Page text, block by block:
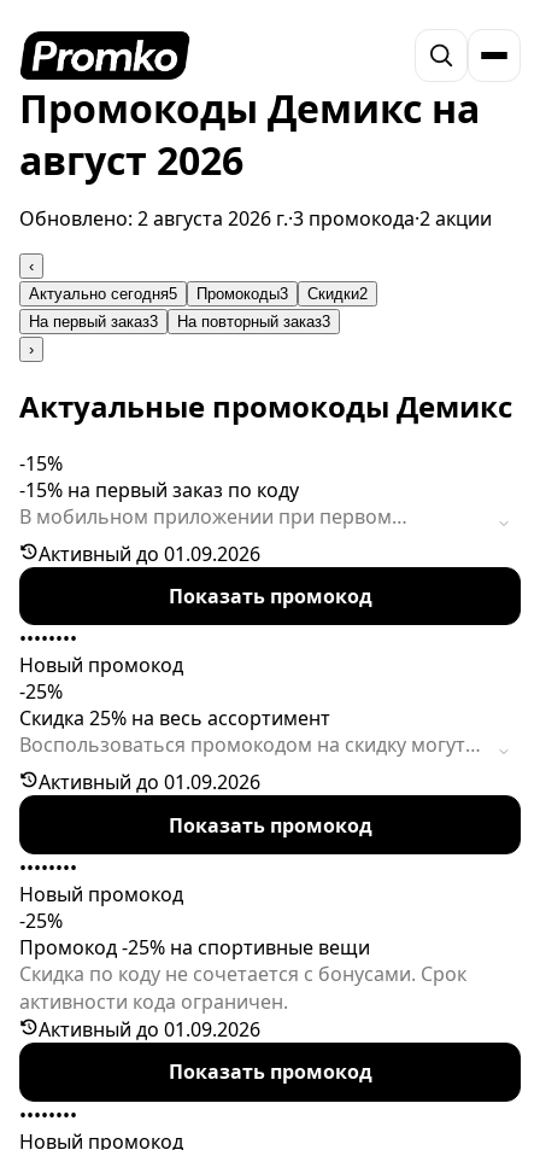
Промокоды Демикс на
август 2026
Обновлено: 2 августа 2026 г.·3 промокода·2 акции
‹
Актуально сегодня5 Промокоды3 Скидки2
На первый заказ3 На повторный заказ3
›
Актуальные промокоды Демикс
-15%
-15% на первый заказ по коду
В мобильном приложении при первом
оформлении покупки можно применить данный
промокод, чтобы отлично сэкономить. Акция
действует ограниченное время.
Активный до 01.09.2026
Показать промокод
••••••••
Новый промокод
-25%
Скидка 25% на весь ассортимент
Воспользоваться промокодом на скидку могут
только новые пользователи мобильного
приложения. Акция ограничена по времени.
Активный до 01.09.2026
Показать промокод
••••••••
Новый промокод
-25%
Промокод -25% на спортивные вещи
Скидка по коду не сочетается с бонусами. Срок
активности кода ограничен.
Активный до 01.09.2026
Показать промокод
••••••••
Новый промокод